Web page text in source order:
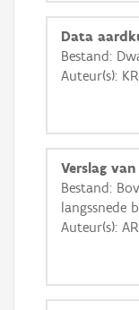
Data
Bestand:
Auteur(s):
Verslag
Bestand:
langssnede
Auteur(s):